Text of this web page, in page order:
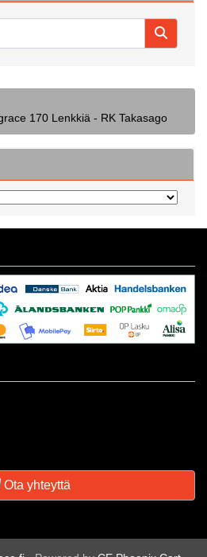
170 Lenkkiä - RK Takasago
Ota yhteyttä